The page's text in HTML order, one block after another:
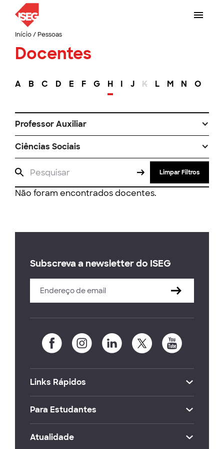
Início/ Pessoas
Docentes
A B C D E F G H I J K L M N O
Professor Auxiliar
Ciências Sociais
Limpar Filtros
Não foram encontrados docentes.
Subscreva a newsletter do ISEG
Links Rápidos
Para Estudantes
Atualidade